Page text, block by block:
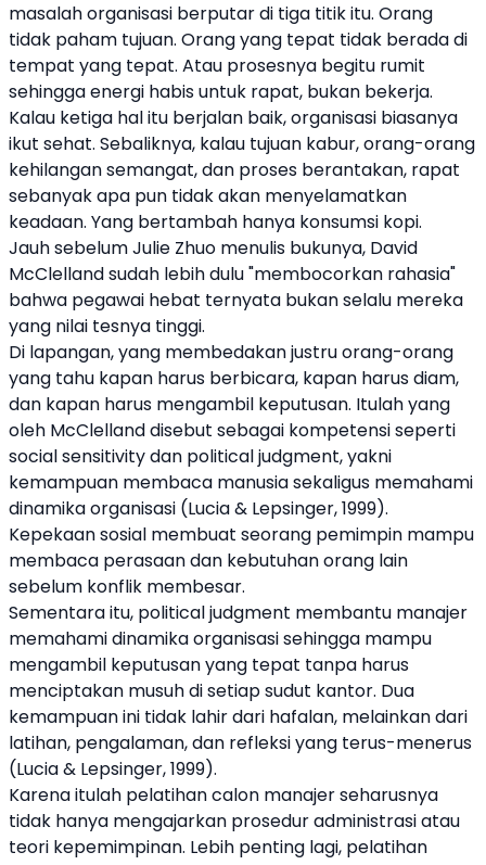
masalah organisasi berputar di tiga titik itu. Orang
tidak paham tujuan. Orang yang tepat tidak berada di
tempat yang tepat. Atau prosesnya begitu rumit
sehingga energi habis untuk rapat, bukan bekerja.
Kalau ketiga hal itu berjalan baik, organisasi biasanya
ikut sehat. Sebaliknya, kalau tujuan kabur, orang-orang
kehilangan semangat, dan proses berantakan, rapat
sebanyak apa pun tidak akan menyelamatkan
keadaan. Yang bertambah hanya konsumsi kopi.
Jauh sebelum Julie Zhuo menulis bukunya, David
McClelland sudah lebih dulu "membocorkan rahasia"
bahwa pegawai hebat ternyata bukan selalu mereka
yang nilai tesnya tinggi.
Di lapangan, yang membedakan justru orang-orang
yang tahu kapan harus berbicara, kapan harus diam,
dan kapan harus mengambil keputusan. Itulah yang
oleh McClelland disebut sebagai kompetensi seperti
social sensitivity dan political judgment, yakni
kemampuan membaca manusia sekaligus memahami
dinamika organisasi (Lucia & Lepsinger, 1999).
Kepekaan sosial membuat seorang pemimpin mampu
membaca perasaan dan kebutuhan orang lain
sebelum konflik membesar.
Sementara itu, political judgment membantu manajer
memahami dinamika organisasi sehingga mampu
mengambil keputusan yang tepat tanpa harus
menciptakan musuh di setiap sudut kantor. Dua
kemampuan ini tidak lahir dari hafalan, melainkan dari
latihan, pengalaman, dan refleksi yang terus-menerus
(Lucia & Lepsinger, 1999).
Karena itulah pelatihan calon manajer seharusnya
tidak hanya mengajarkan prosedur administrasi atau
teori kepemimpinan. Lebih penting lagi, pelatihan